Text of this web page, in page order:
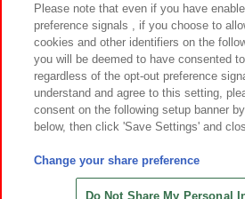
カスタマーハラスメント対応方針 よくあ
©Bandai Namco
©Bandai Namco Amusement
©HANAYASHIKI Co., Ltd. All
Please note that even if you have
preference signals , if you choose to
cookies and other identifiers on the
you will be deemed to have consented
regardless of the opt-out preference
understand and agree to this setting,
consent on the following setup banner
below, then click 'Save Settings' and
Change your share preference
Do Not Share My Personal